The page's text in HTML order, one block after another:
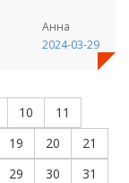
Анна
2024-03-29
10
11
19 20
21
29 30
31